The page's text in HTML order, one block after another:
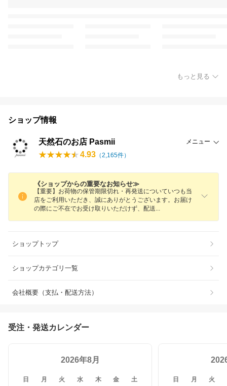
もっと見る
ショップ情報
天然石のお店 Pasmii メニュー
4.93 （2,165件）
《ショップからの重要なお知らせ≫
【重要】お荷物の保管期限切れ・再発送についていつも当
店をご利用いただき、誠にありがとうございます。お届け
の際にご不在でお受け取りいただけず、配送
ショップトップ
ショップカテゴリ一覧
会社概要（支払・配送方法）
受注・発送カレンダー
2026年8月
日 月 火 水 木 金 土 日 月 火